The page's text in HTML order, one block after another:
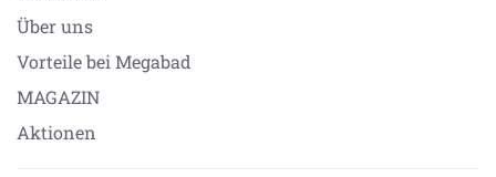
Über uns
Vorteile bei Megabad
MAGAZIN
Aktionen